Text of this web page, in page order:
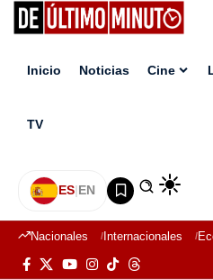
Inicio Noticias Cine
TV
ES|EN
Nacionales Internacionales